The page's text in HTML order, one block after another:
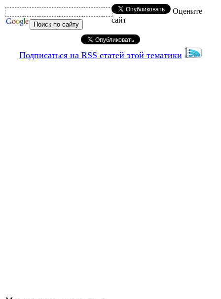
Оцените
сайт
Подписаться на RSS статей этой тематики